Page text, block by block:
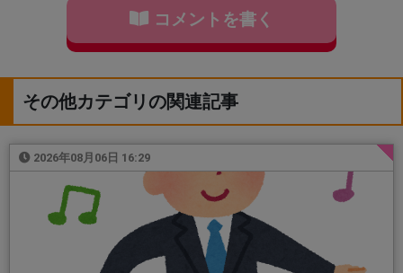
コメントを書く
その他カテゴリの関連記事
2026年08月06日 16:29